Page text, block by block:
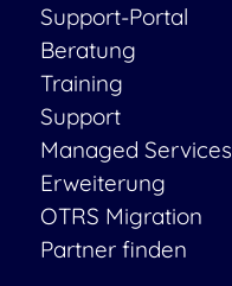
Support-Portal
Beratung
Training
Support
Managed Services
Erweiterung
OTRS Migration
Partner finden